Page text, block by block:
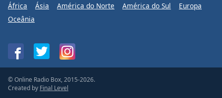
África Ásia América do Norte América do Sul
Europa
Oceânia
© Online Radio Box, 2015-2026.
Created by Final Level